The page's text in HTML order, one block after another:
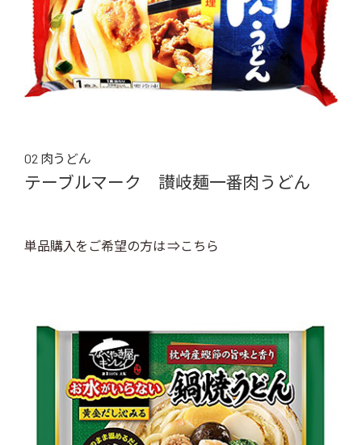
02 肉うどん
テーブルマーク 讃岐麺一番肉うどん
単品購入をご希望の方は ⇒こちら